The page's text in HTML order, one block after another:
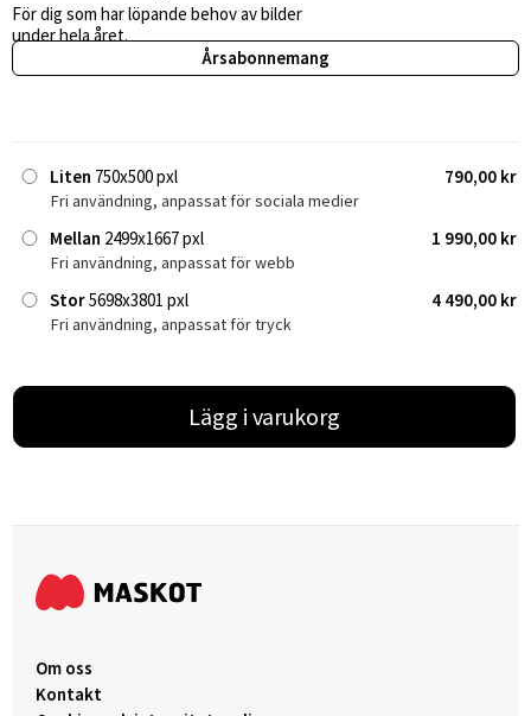
För dig som har löpande behov av bilder
under hela året.
Årsabonnemang
Liten 750x500 pxl 790,00 kr
Fri användning, anpassat för sociala medier
Mellan 2499x1667 pxl 1 990,00 kr
Fri användning, anpassat för webb
Stor5698x3801 pxl 4 490,00 kr
Fri användning, anpassat för tryck
Lägg i varukorg
Om oss
Kontakt